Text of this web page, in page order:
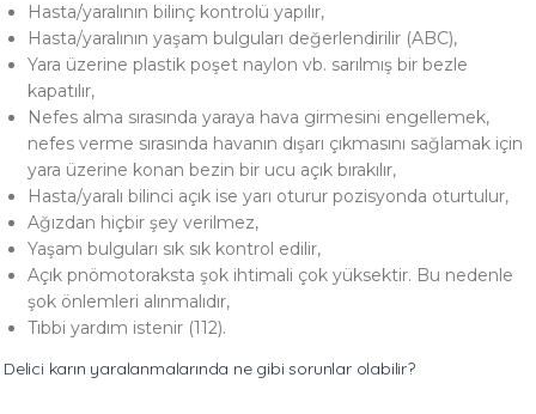
Hasta/yaralının bilinç kontrolü yapılır,
Hasta/yaralının yaşam bulguları değerlendirilir (ABC),
Yara üzerine plastik poşet naylon vb. sarılmış bir bezle
kapatılır,
Nefes alma sırasında yaraya hava girmesini engellemek,
nefes verme sırasında havanın dışarı çıkmasını sağlamak için
yara üzerine konan bezin bir ucu açık bırakılır,
Hasta/yaralı bilinci açık ise yarı oturur pozisyonda oturtulur,
Ağızdan hiçbir şey verilmez,
Yaşam bulguları sık sık kontrol edilir,
Açık pnömotoraksta şok ihtimali çok yüksektir. Bu nedenle
şok önlemleri alınmalıdır,
Tıbbi yardım istenir (112).
Delici karın yaralanmalarında ne gibi sorunlar olabilir?